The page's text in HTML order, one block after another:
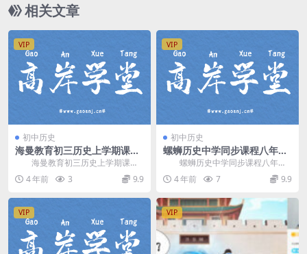
相关文章
VIP
初中历史
海曼教育初三历史上学期课程
网盘分享
海曼教育初三历史上学期课
程，网盘分享初中历史课程2.82G
高清视频。 资源...
4 年前 3 9.9
VIP
初中历史
螺蛳历史中学同步课程八年级
下册（初二）（完结）百度网
盘分享
螺蛳历史中学同步课程八年级
下册，完结版百度网盘分享初中历
史课程1.58G高清...
4 年前 7 9.9
VIP VIP